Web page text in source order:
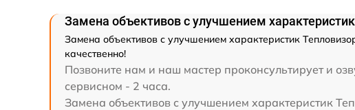
Замена объективов с улучшением
Замена объективов с улучшением характеристик
качественно!
Позвоните нам и наш мастер проконсультирует и
сервисном - 2 часа.
Замена объективов с улучшением характеристик